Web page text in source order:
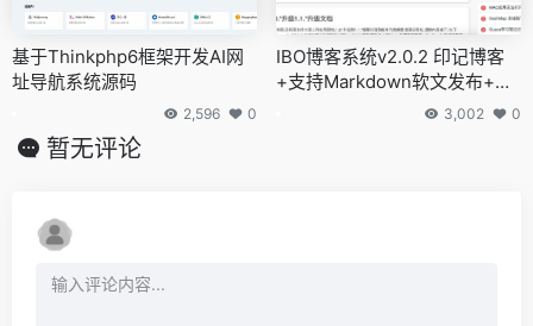
基于Thinkphp6框架开发AI网
址导航系统源码
2,596 0
IBO博客系统v2.0.2 印记博客
+支持Markdown软文发布+支
持文章附件单独存储 3,002 0
暂无评论